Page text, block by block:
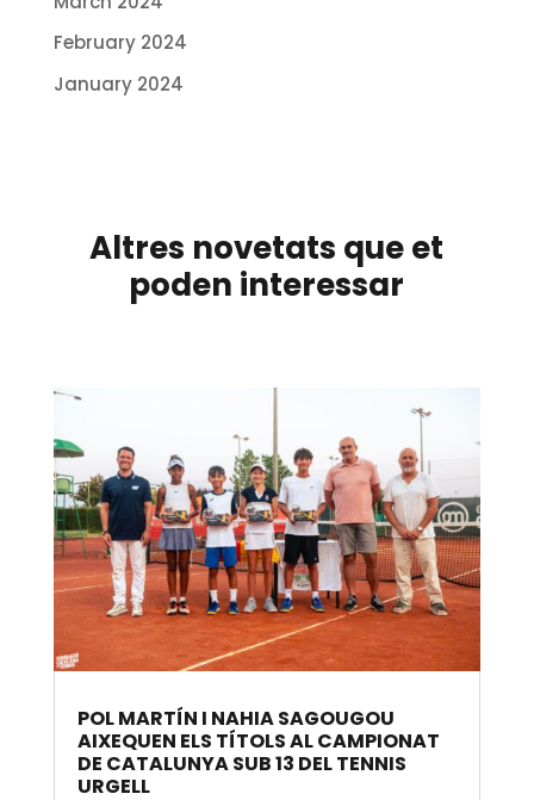
February 2024
January 2024
Altres novetats que et
poden interessar
POL MARTÍN I NAHIA SAGOUGOU
AIXEQUEN ELS TÍTOLS AL CAMPIONAT
DE CATALUNYA SUB 13 DEL TENNIS
URGELL